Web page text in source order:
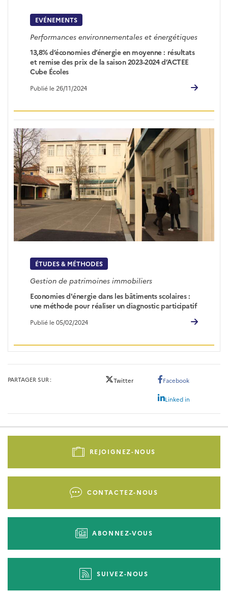
EVÉNEMENTS
Performances environnementales et énergétiques
13,8% d’économies d’énergie en moyenne : résultats
et remise des prix de la saison 2023-2024 d’ACTEE
Cube Écoles
Publié le 26/11/2024
ÉTUDES & MÉTHODES
Gestion de patrimoines immobiliers
Economies d'énergie dans les bâtiments scolaires :
une méthode pour réaliser un diagnostic participatif
Publié le 05/02/2024
PARTAGER SUR Twitter Facebook
Linked in
Pied
-
REJOIGNEZ-NOUS
CONTACTEZ-NOUS
ABONNEZ-VOUS
SUIVEZ-NOUS